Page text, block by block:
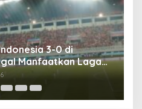
3-0 di
Manfaatkan Laga